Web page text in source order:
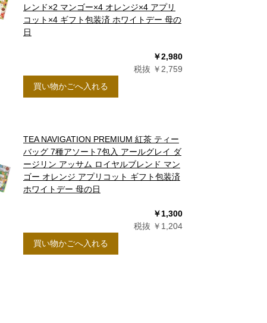
レンド×2 マンゴー×4 オレンジ×4 アプリ
コット×4 ギフト包装済 ホワイトデー 母の
日
￥2,980
税抜 ￥2,759
買い物かごへ入れる
TEA NAVIGATION PREMIUM 紅茶 ティー
バッグ 7種アソート7包入 アールグレイ ダ
ージリン アッサム ロイヤルブレンド マン
ゴー オレンジ アプリコット ギフト包装済
ホワイトデー 母の日
￥1,300
税抜 ￥1,204
買い物かごへ入れる